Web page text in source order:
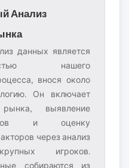
Анализ
данных является
нашего
внося около
Он включает
выявление
и оценку
через анализ
игроков.
собираются из